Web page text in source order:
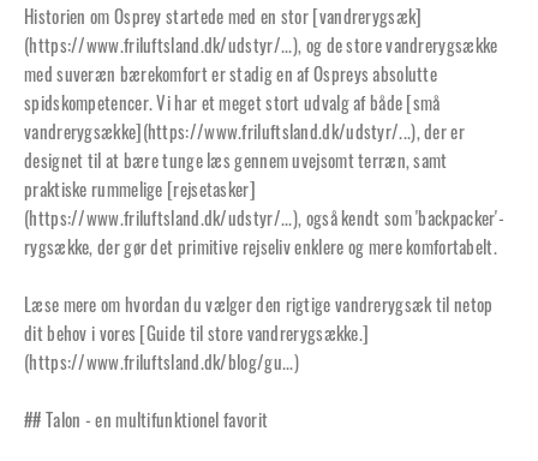
Historien om Osprey startede med en stor [vandrerygsæk]
(https://www.friluftsland.dk/udstyr/...), og de store vandrerygsække
med suveræn bærekomfort er stadig en af Ospreys absolutte
spidskompetencer. Vi har et meget stort udvalg af både [små
vandrerygsække](https://www.friluftsland.dk/udstyr/...), der er
designet til at bære tunge læs gennem uvejsomt terræn, samt
praktiske rummelige [rejsetasker]
(https://www.friluftsland.dk/udstyr/...), også kendt som 'backpacker'-
rygsække, der gør det primitive rejseliv enklere og mere komfortabelt.
Læse mere om hvordan du vælger den rigtige vandrerygsæk til netop
dit behov i vores [Guide til store vandrerygsække.]
(https://www.friluftsland.dk/blog/gu...)
## Talon - en multifunktionel favorit